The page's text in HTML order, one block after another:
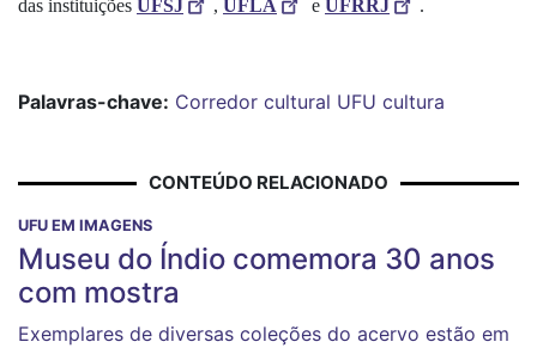
das instituições UFSJ , UFLA e UFRRJ .
Palavras-chave: Corredor cultural UFU cultura
CONTEÚDO RELACIONADO
UFU EM IMAGENS
Museu do Índio comemora 30 anos
com mostra
Exemplares de diversas coleções do acervo estão em